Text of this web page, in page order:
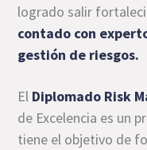
logrado salir
contado con
gestión de riesgos.
El Diplomado Risk
de Excelencia es un
tiene el objetivo de